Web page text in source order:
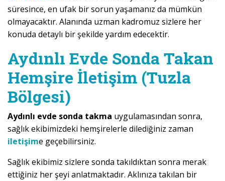
süresince, en ufak bir sorun yaşamanız da mümkün
olmayacaktır. Alanında uzman kadromuz sizlere her
konuda detaylı bir şekilde yardım edecektir.
Aydınlı Evde Sonda Takan
Hemşire İletişim (Tuzla
Bölgesi)
Aydınlı evde sonda takma uygulamasından sonra,
sağlık ekibimizdeki hemşirelerle dilediğiniz zaman
iletişime geçebilirsiniz.
Sağlık ekibimiz sizlere sonda takıldıktan sonra merak
ettiğiniz her şeyi anlatmaktadır. Aklınıza takılan bir